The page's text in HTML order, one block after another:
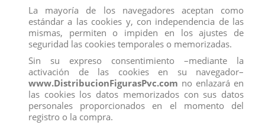
La mayoría de los navegadores aceptan como
estándar a las cookies y, con independencia de las
mismas, permiten o impiden en los ajustes de
seguridad las cookies temporales o memorizadas.
Sin su expreso consentimiento –mediante la
activación de las cookies en su navegador–
www.DistribucionFigurasPvc.com no enlazará en
las cookies los datos memorizados con sus datos
personales proporcionados en el momento del
registro o la compra.